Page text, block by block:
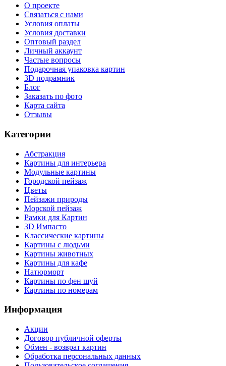
О проекте
Связаться с нами
Условия оплаты
Условия доставки
Оптовый раздел
Личный аккаунт
Частые вопросы
Подарочная упаковка картин
3D подрамник
Блог
Заказать по фото
Карта сайта
Отзывы
Категории
Абстракция
Картины для интерьера
Модульные картины
Городской пейзаж
Цветы
Пейзажи природы
Морской пейзаж
Рамки для Картин
3D Импасто
Классические картины
Картины с людьми
Картины животных
Картины для кафе
Натюрморт
Картины по фен шуй
Картины по номерам
Информация
Акции
Договор публичной оферты
Обмен - возврат картин
Обработка персональных данных